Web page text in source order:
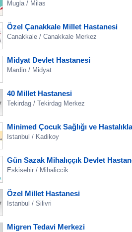
Mugla / Milas
Özel Çanakkale Millet Hastanesi
Canakkale / Canakkale Merkez
Midyat Devlet Hastanesi
Mardin / Midyat
40 Millet Hastanesi
Tekirdag / Tekirdag Merkez
Minimed Çocuk Sağlığı ve
Istanbul / Kadikoy
Gün Sazak Mihalıççık Devlet
Eskisehir / Mihaliccik
Özel Millet Hastanesi
Istanbul / Silivri
Migren Tedavi Merkezi